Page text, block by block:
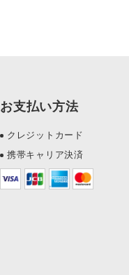
お支払い方法
クレジットカード
携帯キャリア決済